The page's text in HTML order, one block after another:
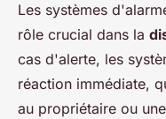
Les systèmes
rôle crucial dans la
cas d'alerte, les
réaction immédiate,
au propriétaire ou